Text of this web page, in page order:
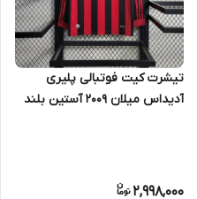
تیشرت کیت فوتبالی پلیری
آدیداس میلان 2009 آستین بلند
2,998,000